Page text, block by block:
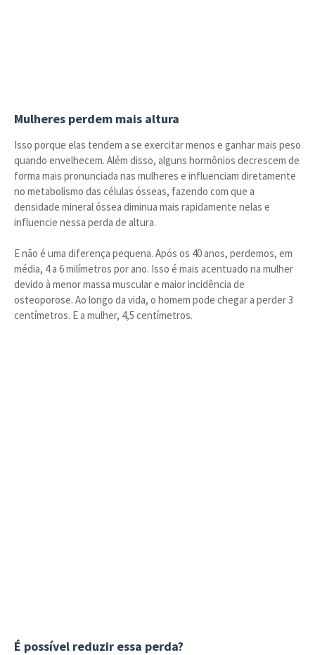
Mulheres perdem mais altura
Isso porque elas tendem a se exercitar menos e ganhar mais peso
quando envelhecem. Além disso, alguns hormônios decrescem de
forma mais pronunciada nas mulheres e influenciam diretamente
no metabolismo das células ósseas, fazendo com que a
densidade mineral óssea diminua mais rapidamente nelas e
influencie nessa perda de altura.
E não é uma diferença pequena. Após os 40 anos, perdemos, em
média, 4 a 6 milímetros por ano. Isso é mais acentuado na mulher
devido à menor massa muscular e maior incidência de
osteoporose. Ao longo da vida, o homem pode chegar a perder 3
centímetros. E a mulher, 4,5 centímetros.
É possível reduzir essa perda?